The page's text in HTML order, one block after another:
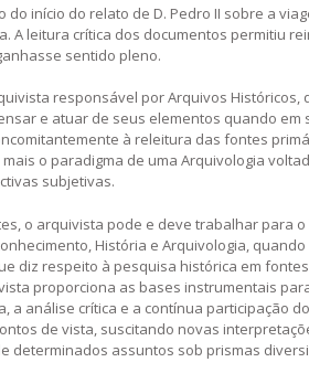
início do relato de D. Pedro II sobre a
A leitura crítica dos documentos permitiu
sentido pleno.
responsável por Arquivos Históricos,
e atuar de seus elementos quando em
à releitura das fontes
o paradigma de uma Arquivologia
subjetivas.
o arquivista pode e deve trabalhar para
História e Arquivologia,
diz respeito à pesquisa histórica em
proporciona as bases instrumentais
a análise crítica e a contínua participação
de vista, suscitando novas
determinados assuntos sob prismas